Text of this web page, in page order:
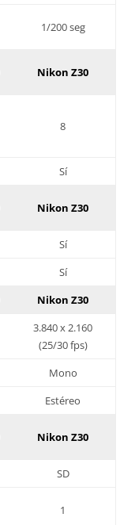
1/200 seg
Nikon Z30
8
Sí
Nikon Z30
Sí
Sí
Nikon Z30
3.840 x 2.160
(25/30 fps)
Mono
Estéreo
Nikon Z30
SD
1